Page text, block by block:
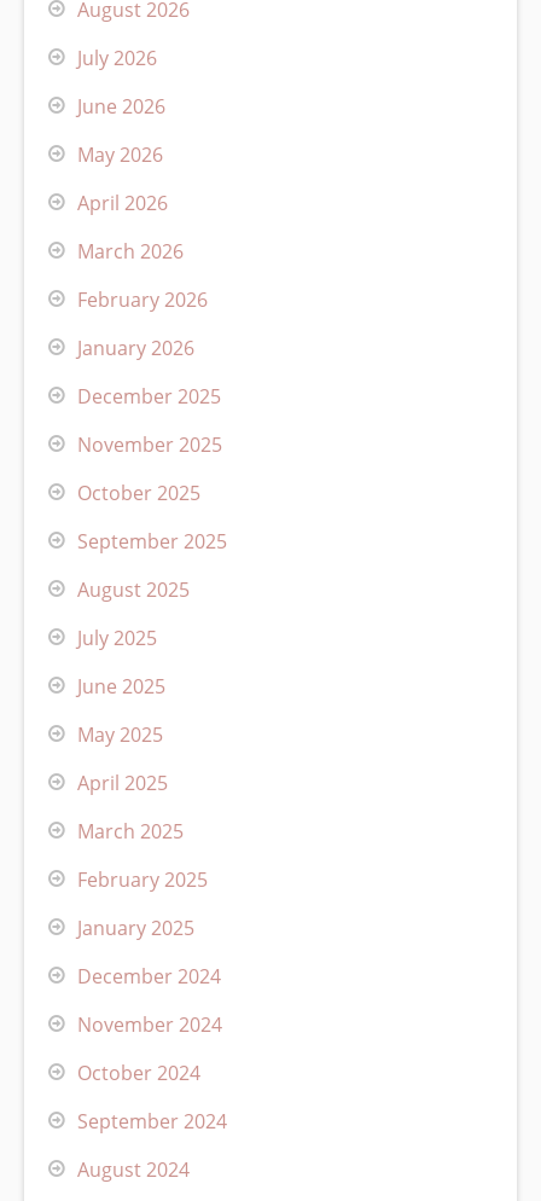
August 2026
July 2026
June 2026
May 2026
April 2026
March 2026
February 2026
January 2026
December 2025
November 2025
October 2025
September 2025
August 2025
July 2025
June 2025
May 2025
April 2025
March 2025
February 2025
January 2025
December 2024
November 2024
October 2024
September 2024
August 2024